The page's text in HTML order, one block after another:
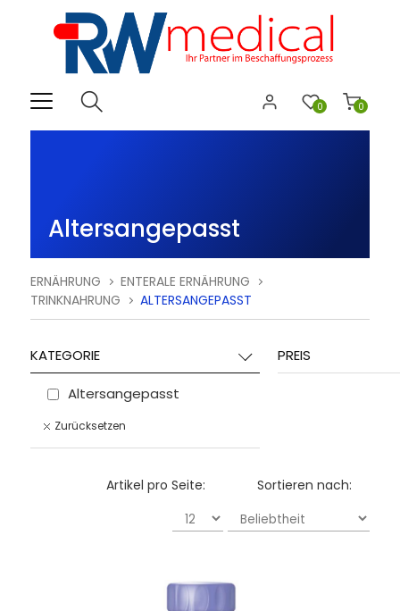
0
0
Altersangepasst
ERNÄHRUNG
ENTERALE ERNÄHRUNG
TRINKNAHRUNG
ALTERSANGEPASST
KATEGORIE
Altersangepasst
Zurücksetzen
PREIS
Sortieren nach:
Artikel pro Seite: